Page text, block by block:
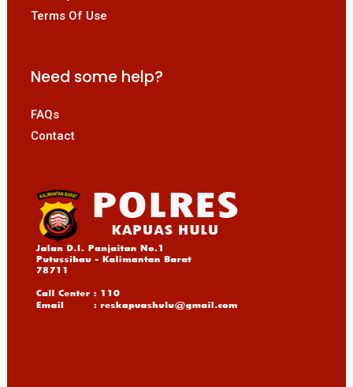
Terms Of Use
Need some help?
FAQs
Contact